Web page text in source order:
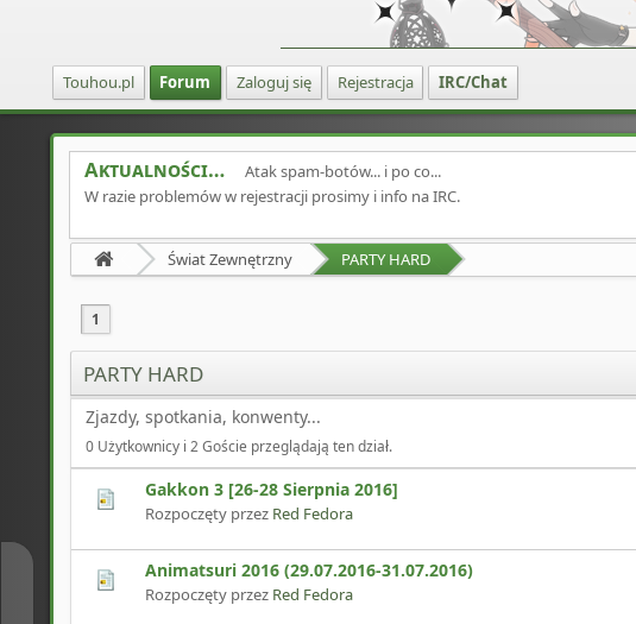
Touhou.pl Forum Zaloguj się Rejestracja IRC/Chat
Aktualności
Atak spam-botów... i po co...
W razie problemów w rejestracji prosimy i info na IRC.
Świat Zewnętrzny PARTY HARD
1
PARTY HARD
Zjazdy, spotkania, konwenty...
0 Użytkownicy i 2 Goście przeglądają ten dział.
Gakkon 3 [26-28 Sierpnia 2016]
Rozpoczęty przez Red Fedora
Animatsuri 2016 (29.07.2016-31.07.2016)
Rozpoczęty przez Red Fedora